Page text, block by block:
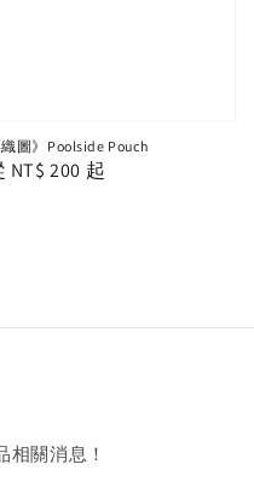
織圖》Poolside Pouch
NT$ 200 起
相關消息！